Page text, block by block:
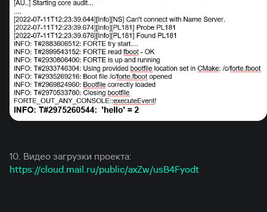
10. Видео загрузки проекта:
https://cloud.mail.ru/public/axZw/usB4Fyodt